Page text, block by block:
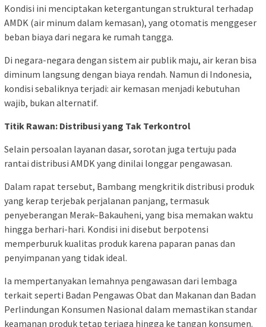
Kondisi ini menciptakan ketergantungan struktural terhadap
AMDK (air minum dalam kemasan), yang otomatis menggeser
beban biaya dari negara ke rumah tangga.
Di negara-negara dengan sistem air publik maju, air keran bisa
diminum langsung dengan biaya rendah. Namun di Indonesia,
kondisi sebaliknya terjadi: air kemasan menjadi kebutuhan
wajib, bukan alternatif.
Titik Rawan: Distribusi yang Tak Terkontrol
Selain persoalan layanan dasar, sorotan juga tertuju pada
rantai distribusi AMDK yang dinilai longgar pengawasan.
Dalam rapat tersebut, Bambang mengkritik distribusi produk
yang kerap terjebak perjalanan panjang, termasuk
penyeberangan Merak–Bakauheni, yang bisa memakan waktu
hingga berhari-hari. Kondisi ini disebut berpotensi
memperburuk kualitas produk karena paparan panas dan
penyimpanan yang tidak ideal.
Ia mempertanyakan lemahnya pengawasan dari lembaga
terkait seperti Badan Pengawas Obat dan Makanan dan Badan
Perlindungan Konsumen Nasional dalam memastikan standar
keamanan produk tetap terjaga hingga ke tangan konsumen.